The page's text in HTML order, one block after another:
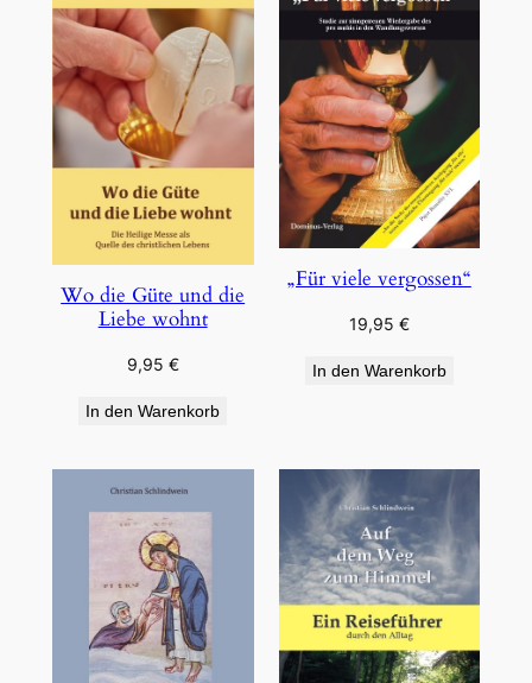
Wo die Güte und die
Liebe wohnt
9,95 €
In den Warenkorb
„Für viele vergossen“
19,95 €
In den Warenkorb